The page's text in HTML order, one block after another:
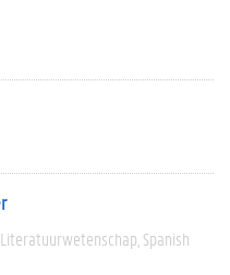
Literatuurwetenschap Spanish